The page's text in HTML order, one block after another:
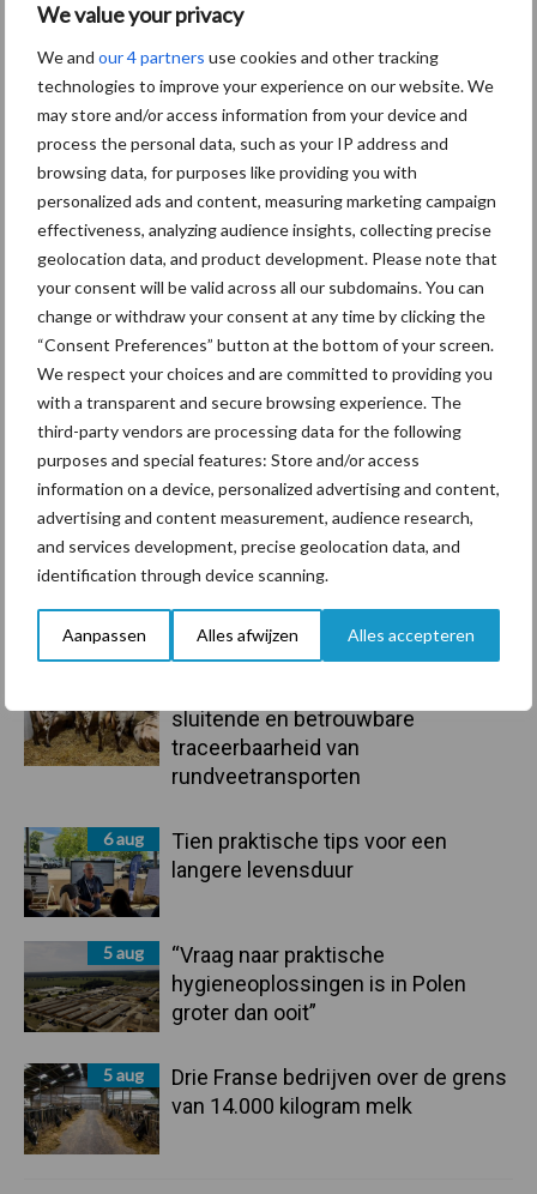
We value your privacy
We and our 4 partners use cookies and other tracking
technologies to improve your experience on our website. We
may store and/or access information from your device and
process the personal data, such as your IP address and
browsing data, for purposes like providing you with
personalized ads and content, measuring marketing campaign
effectiveness, analyzing audience insights, collecting precise
geolocation data, and product development. Please note that
your consent will be valid across all our subdomains. You can
change or withdraw your consent at any time by clicking the
“Consent Preferences” button at the bottom of your screen.
We respect your choices and are committed to providing you
with a transparent and secure browsing experience. The
third-party vendors are processing data for the following
purposes and special features: Store and/or access
information on a device, personalized advertising and content,
advertising and content measurement, audience research,
and services development, precise geolocation data, and
identification through device scanning.
Aanpassen Alles afwijzen Alles accepteren
Primaire
Sidebar
Recent nieuws Partner nieuws
7 aug
De speenhuid: een vaak
mastitis
sluitende en betrouwbare
traceerbaarheid van
rundveetransporten
6 aug
Tien praktische tips voor een
langere levensduur
5 aug
“Vraag naar praktische
hygieneoplossingen is in Polen
groter dan ooit”
5 aug
Drie Franse bedrijven over de grens
van 14.000 kilogram melk
BoviMove zorgt voor
eenvoudige, sluitende en
betrouwbare
traceerbaarheid van
rundveetransporten
Tien praktische tips voor
een langere levensduur